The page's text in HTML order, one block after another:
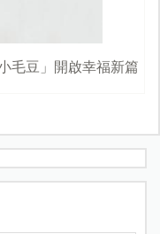
毛豆」開啟幸福新篇